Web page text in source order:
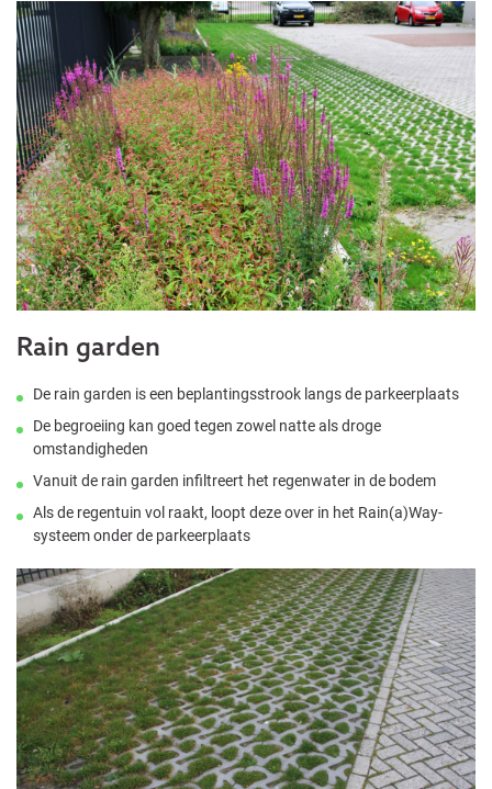
Rain garden
De rain garden is een beplantingsstrook langs de parkeerplaats
De begroeiing kan goed tegen zowel natte als droge
omstandigheden
Vanuit de rain garden infiltreert het regenwater in de bodem
Als de regentuin vol raakt, loopt deze over in het Rain(a)Way-
systeem onder de parkeerplaats